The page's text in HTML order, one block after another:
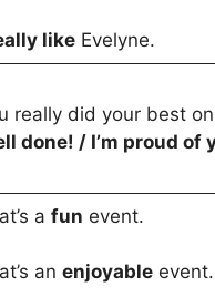
likeEvelyne.
really did your best
done! / I’m proud of
a fun event.
an enjoyableevent.